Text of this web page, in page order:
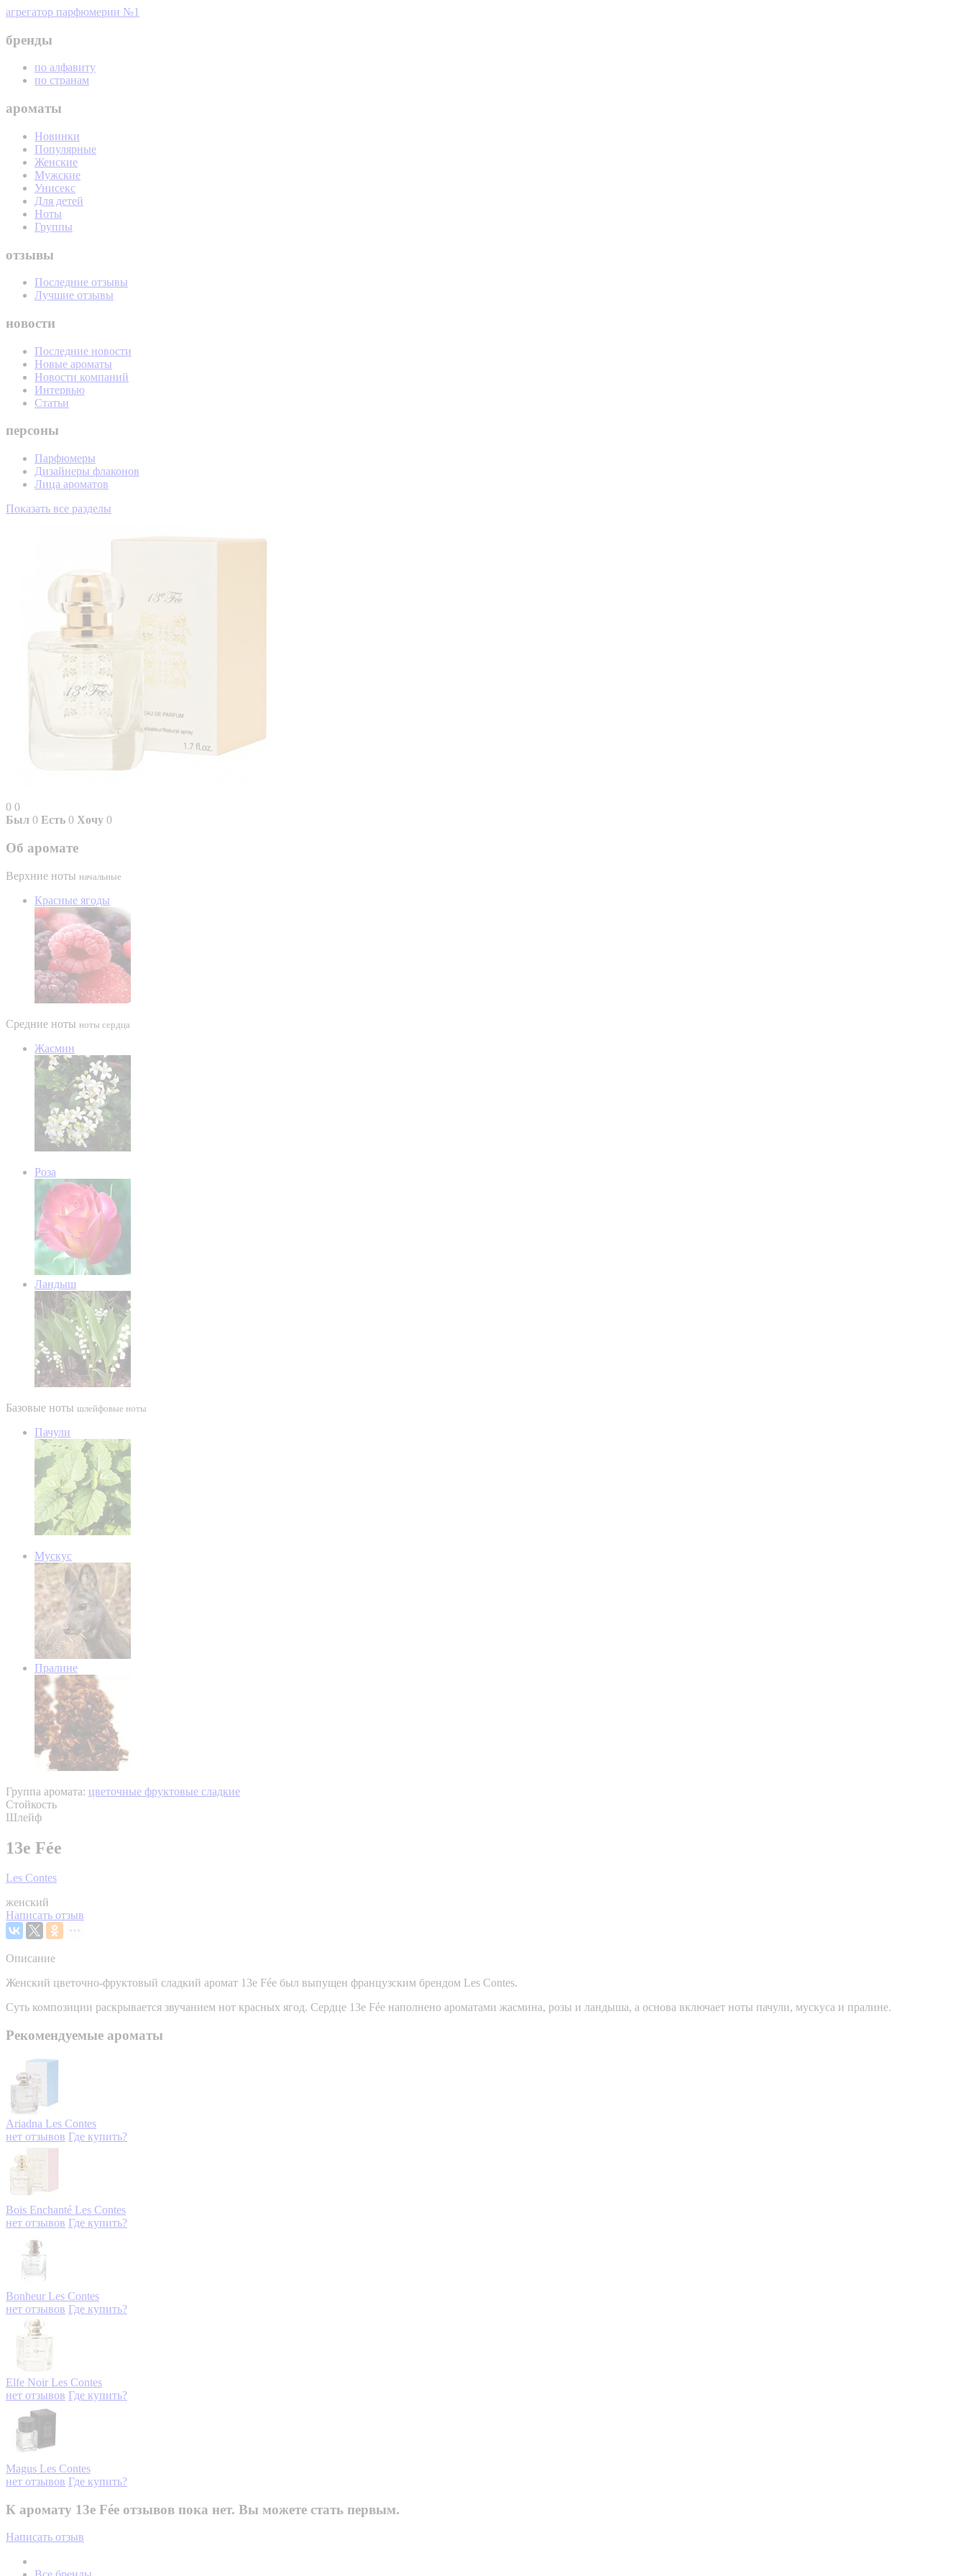
агрегатор парфюмерии №1
бренды
по алфавиту
по странам
ароматы
Новинки
Популярные
Женские
Мужские
Унисекс
Для детей
Ноты
Группы
отзывы
Последние отзывы
Лучшие отзывы
новости
Последние новости
Новые ароматы
Новости компаний
Интервью
Статьи
персоны
Парфюмеры
Дизайнеры флаконов
Лица ароматов
Показать все разделы
0 0
Был 0 Есть 0 Хочу 0
Об аромате
Верхние ноты начальные
Красные ягоды
Средние ноты ноты сердца
Жасмин
Роза
Ландыш
Базовые ноты шлейфовые ноты
Пачули
Мускус
Пралине
Группа аромата: цветочные фруктовые сладкие
Стойкость
Шлейф
13e Fée
Les Contes
женский
Написать отзыв
Описание
Женский цветочно-фруктовый сладкий аромат 13e Fée был выпущен французским брендом Les Contes.
Суть композиции раскрывается звучанием нот красных ягод. Сердце 13e Fée наполнено ароматами жасмина, розы и ландыша, а основа включает ноты пачули, мускуса и пралине.
Рекомендуемые ароматы
Ariadna Les Contes
нет отзывов Где купить?
Bois Enchanté Les Contes
нет отзывов Где купить?
Bonheur Les Contes
нет отзывов Где купить?
Elfe Noir Les Contes
нет отзывов Где купить?
Magus Les Contes
нет отзывов Где купить?
К аромату 13e Fée отзывов пока нет. Вы можете стать первым.
Написать отзыв